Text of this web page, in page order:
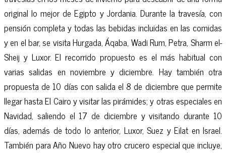
original lo mejor de Egipto y Jordania. Durante la travesía, con
pensión completa y todas las bebidas incluidas en las comidas
y en el bar, se visita Hurgada, Áqaba, Wadi Rum, Petra, Sharm el-
Sheij y Luxor. El recorrido propuesto es el más habitual con
varias salidas en noviembre y diciembre. Hay también otra
propuesta de 10 días con salida el 8 de diciembre que permite
llegar hasta El Cairo y visitar las pirámides; y otras especiales en
Navidad, saliendo el 17 de diciembre y visitando durante 10
días, además de todo lo anterior, Luxor, Suez y Eilat en Israel.
También para Año Nuevo hay otro crucero especial que incluye,